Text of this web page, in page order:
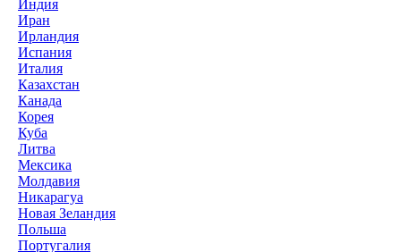
Индия
Иран
Ирландия
Испания
Италия
Казахстан
Канада
Корея
Куба
Литва
Мексика
Молдавия
Никарагуа
Новая Зеландия
Польша
Португалия